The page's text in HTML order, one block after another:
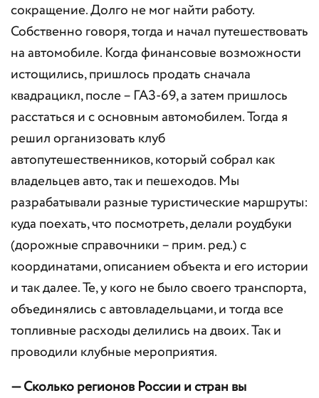
сокращение. Долго не мог найти работу.
Собственно говоря, тогда и начал путешествовать
на автомобиле. Когда финансовые возможности
истощились, пришлось продать сначала
квадрацикл, после – ГАЗ-69, а затем пришлось
расстаться и с основным автомобилем. Тогда я
решил организовать клуб
автопутешественников, который собрал как
владельцев авто, так и пешеходов. Мы
разрабатывали разные туристические маршруты:
куда поехать, что посмотреть, делали роудбуки
(дорожные справочники – прим. ред.) с
координатами, описанием объекта и его истории
и так далее. Те, у кого не было своего транспорта,
объединялись с автовладельцами, и тогда все
топливные расходы делились на двоих. Так и
проводили клубные мероприятия.
— Сколько регионов России и стран вы